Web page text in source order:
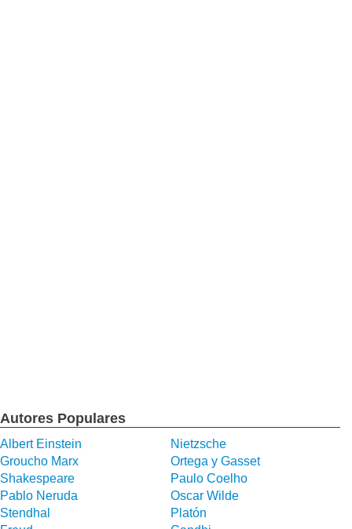
Autores Populares
Albert Einstein
Nietzsche
Groucho Marx
Ortega y Gasset
Shakespeare
Paulo Coelho
Pablo Neruda
Oscar Wilde
Stendhal
Platón